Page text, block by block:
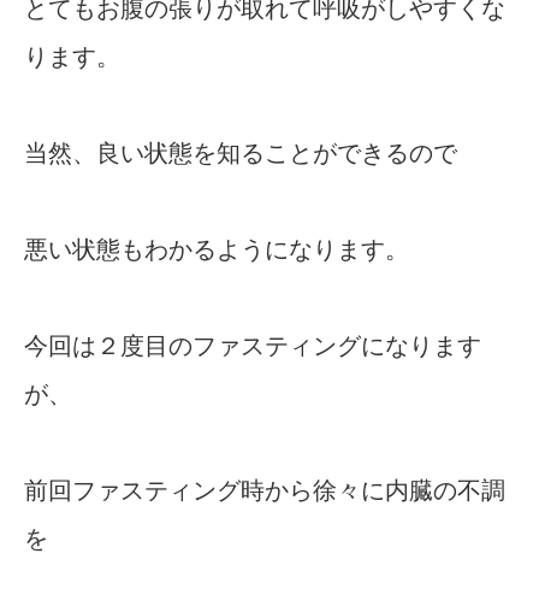
とてもお腹の張りが取れて呼吸がしやすくな
ります。
当然、良い状態を知ることができるので
悪い状態もわかるようになります。
今回は２度目のファスティングになります
が、
前回ファスティング時から徐々に内臓の不調
を